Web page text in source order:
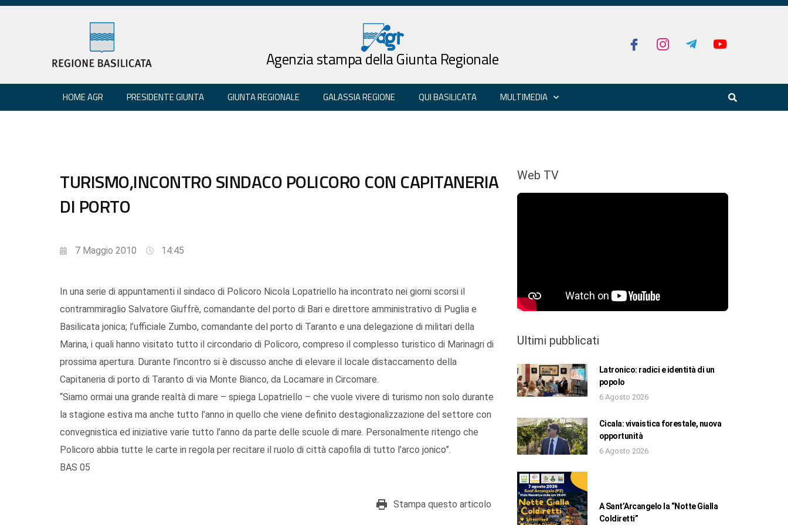
Agenzia stampa della Giunta Regionale
HOME AGR PRESIDENTE GIUNTA GIUNTA REGIONALE GALASSIA REGIONE QUI BASILICATA MULTIMEDIA
TURISMO,INCONTRO SINDACO POLICORO CON CAPITANERIA
DI PORTO
7 Maggio 2010 14:45
In una serie di appuntamenti il sindaco di Policoro Nicola Lopatriello ha incontrato nei giorni scorsi il
contrammiraglio Salvatore Giuffrè, comandante del porto di Bari e direttore amministrativo di Puglia e
Basilicata jonica; l’ufficiale Zumbo, comandante del porto di Taranto e una delegazione di militari della
Marina, i quali hanno visitato tutto il circondario di Policoro, compreso il complesso turistico di Marinagri di
prossima apertura. Durante l’incontro si è discusso anche di elevare il locale distaccamento della
Capitaneria di porto di Taranto di via Monte Bianco, da Locamare in Circomare.
“Siamo ormai una grande realtà di mare – spiega Lopatriello – che vuole vivere di turismo non solo durante
la stagione estiva ma anche tutto l’anno in quello che viene definito destagionalizzazione del settore con
convegnistica ed iniziative varie tutto l’anno da parte delle scuole di mare. Personalmente ritengo che
Policoro abbia tutte le carte in regola per recitare il ruolo di città capofila di tutto l’arco jonico”.
BAS 05
Stampa questo articolo
Web TV
Ultimi pubblicati
Latronico: radici e identità di un
popolo
6 Agosto 2026
Cicala: vivaistica forestale, nuova
opportunità
6 Agosto 2026
A Sant’Arcangelo la “Notte Gialla
Coldiretti”